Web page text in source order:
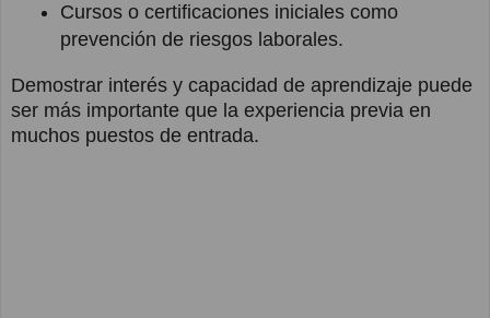
Cursos o certificaciones iniciales como
prevención de riesgos laborales.
Demostrar interés y capacidad de aprendizaje puede
ser más importante que la experiencia previa en
muchos puestos de entrada.